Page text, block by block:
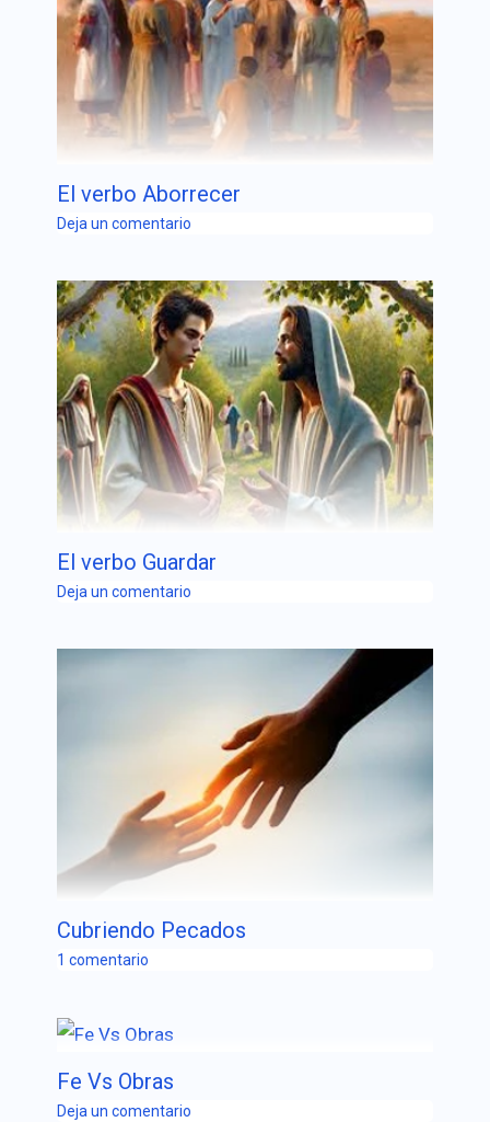
El verbo Aborrecer
Deja un comentario
El verbo Guardar
Deja un comentario
Cubriendo Pecados
1 comentario
Fe Vs Obras
Deja un comentario